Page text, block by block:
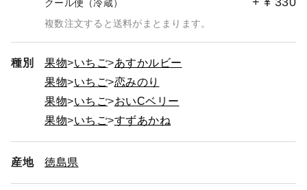
クール便（冷蔵）
複数注文すると送料がまとまります。
種別 果物 いちご
あすかルビー
果物
いちご 恋みのり
果物
いちご
おいCベリー
果物
いちご すずあかね
産地 徳島県